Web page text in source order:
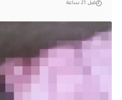
قبل 21 ساعة